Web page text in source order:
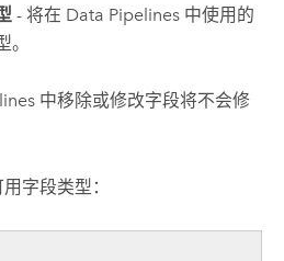
- 将在 Data Pipelines中使用的
。
中移除或修改字段将不会修
字段类型：